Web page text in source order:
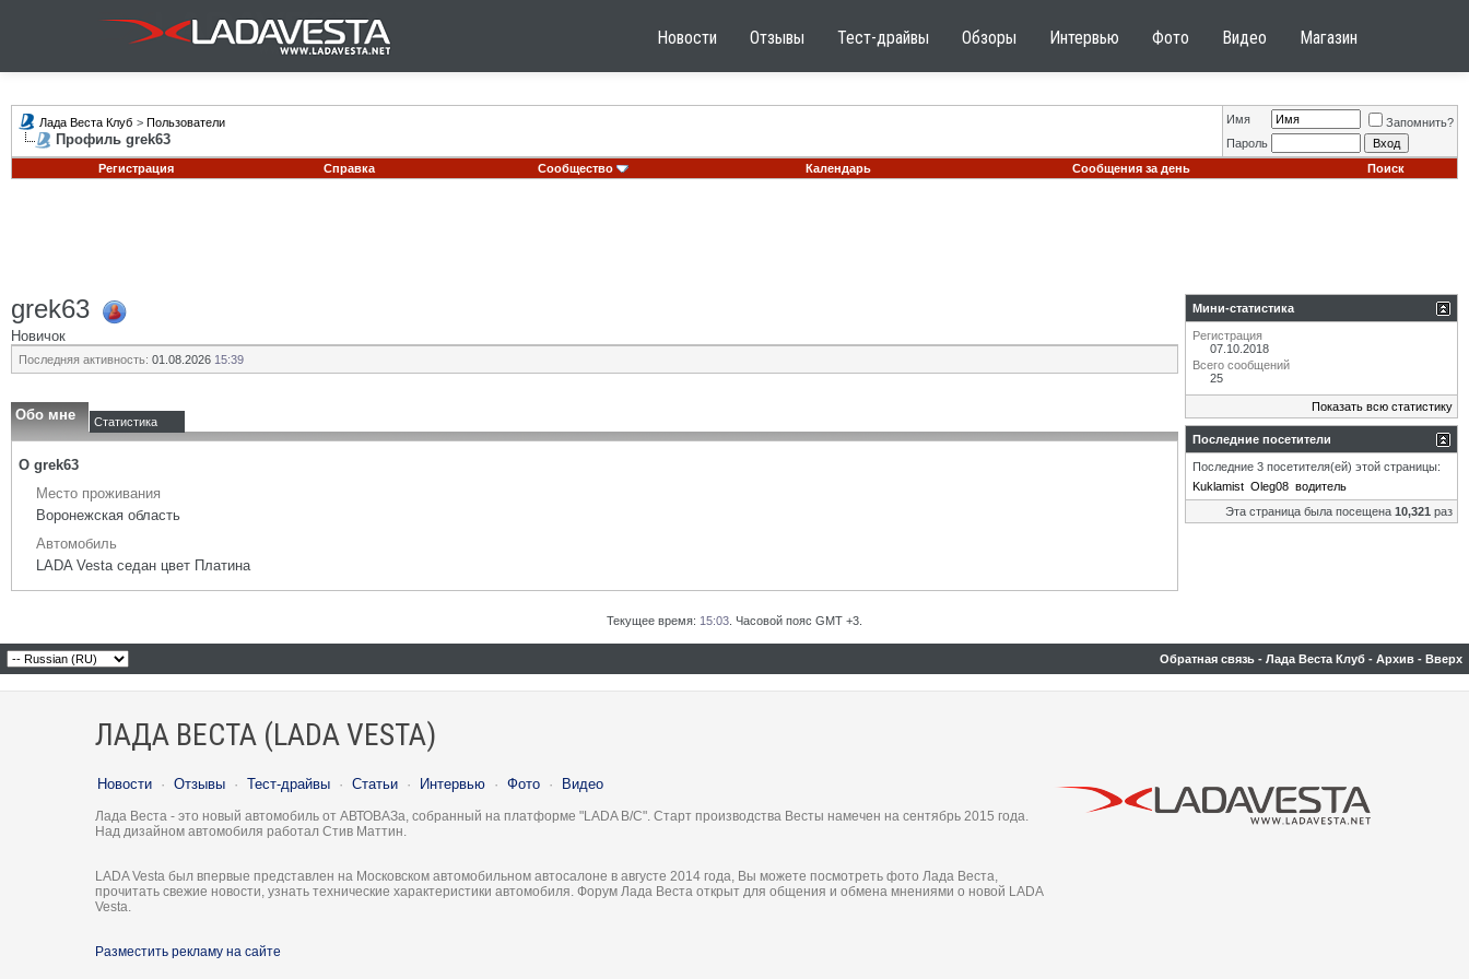
Новости Отзывы Тест-драйвы Обзоры Интервью Фото Видео Магазин
Лада Веста Клуб > Пользователи
Профиль grek63
Имя
Запомнить?
Пароль
Регистрация
Справка Сообщество Календарь Сообщения за день Поиск
grek63
Новичок
Последняя активность: 01.08.2026 15:39
Обо мне Статистика
О grek63
Место проживания
Воронежская область
Автомобиль
LADA Vesta седан цвет Платина
Мини-статистика
Регистрация
07.10.2018
Всего сообщений
25
Показать всю статистику
Последние посетители
Последние 3 посетителя(ей) этой страницы:
Kuklamist Oleg08 водитель
Эта страница была посещена 10,321 раз
Текущее время: 15:03 . Часовой пояс GMT +3.
Обратная связь - Лада Веста Клуб - Архив - Вверх
ЛАДА ВЕСТА (LADA VESTA)
Новости · Отзывы · Тест-драйвы · Статьи · Интервью · Фото · Видео
Лада Веста - это новый автомобиль от АВТОВАЗа, собранный на платформе "LADA B/C". Старт производства Весты намечен на сентябрь 2015 года.
Над дизайном автомобиля работал Стив Маттин.
LADA Vesta был впервые представлен на Московском автомобильном автосалоне в августе 2014 года, Вы можете посмотреть фото Лада Веста,
прочитать свежие новости, узнать технические характеристики автомобиля. Форум Лада Веста открыт для общения и обмена мнениями о новой LADA
Vesta.
Разместить рекламу на сайте